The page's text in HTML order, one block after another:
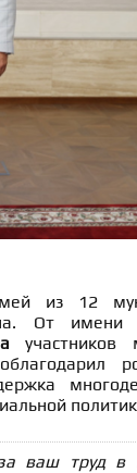
из 12
От имени
участников
ваш труд в